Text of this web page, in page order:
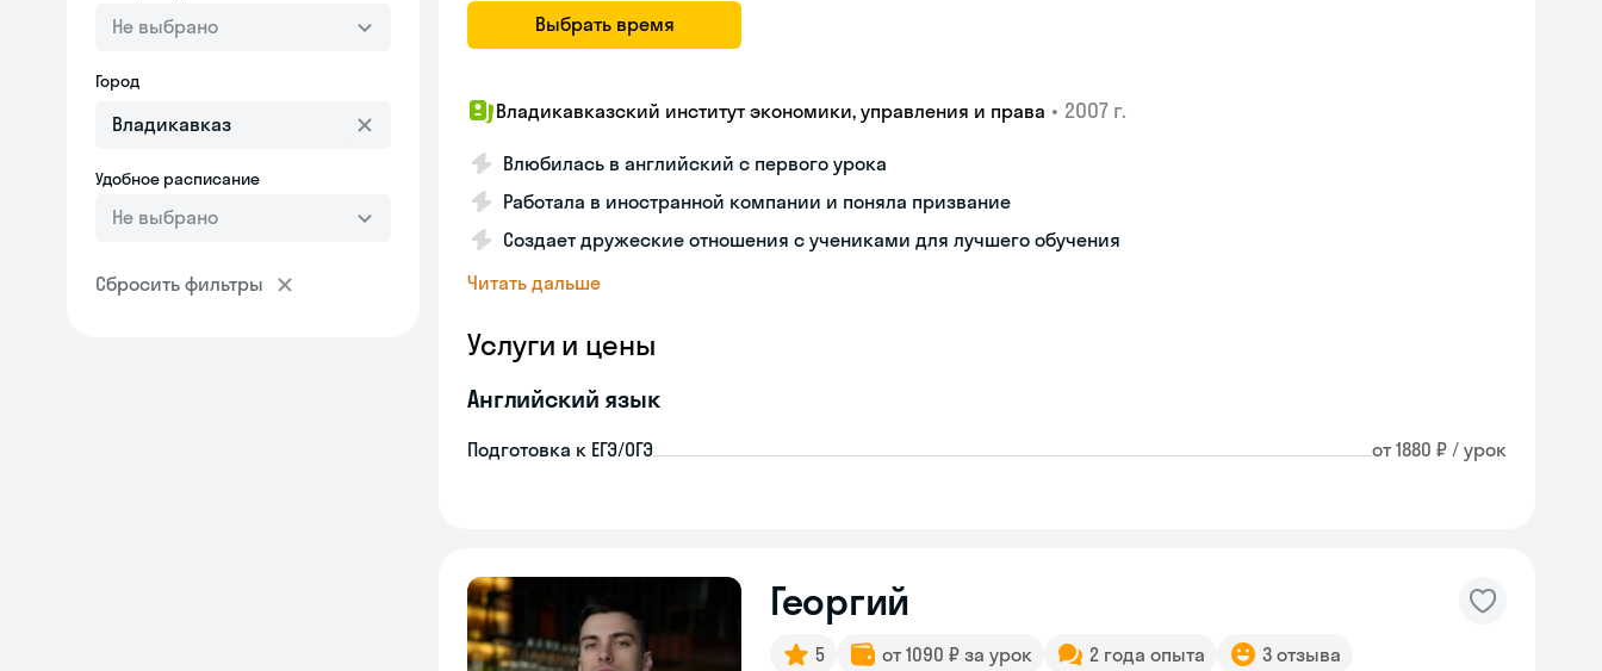
Не выбрано
Город
Удобное расписание
Не выбрано
Сбросить фильтры
Выбрать время
Владикавказский институт экономики, управления и права • 2007 г.
Влюбилась в английский с первого урока
Работала в иностранной компании и поняла призвание
Создает дружеские отношения с учениками для лучшего обучения
Читать дальше
Услуги и цены
Английский язык
Подготовка к ЕГЭ/ОГЭ от 1880 ₽ / урок
Георгий
5 от 1090 ₽ за урок 2 года опыта 3 отзыва